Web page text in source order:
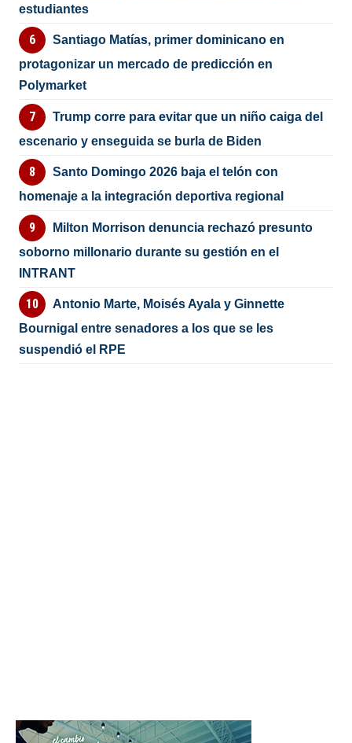
estudiantes
Santiago Matías, primer dominicano en
protagonizar un mercado de predicción en
Polymarket
Trump corre para evitar que un niño caiga del
escenario y enseguida se burla de Biden
Santo Domingo 2026 baja el telón con
homenaje a la integración deportiva regional
Milton Morrison denuncia rechazó presunto
soborno millonario durante su gestión en el
INTRANT
Antonio Marte, Moisés Ayala y Ginnette
Bournigal entre senadores a los que se les
suspendió el RPE